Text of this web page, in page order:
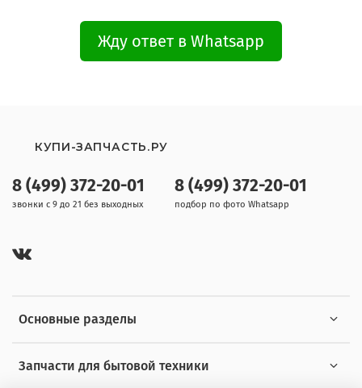
Жду ответ в Whatsapp
Основные разделы
Запчасти для бытовой техники
8 (499) 372-20-01
звонки с 9 до 21 без выходных
8 (499) 372-20-01
подбор по фото Whatsapp
КУПИ-ЗАПЧАСТЬ.РУ